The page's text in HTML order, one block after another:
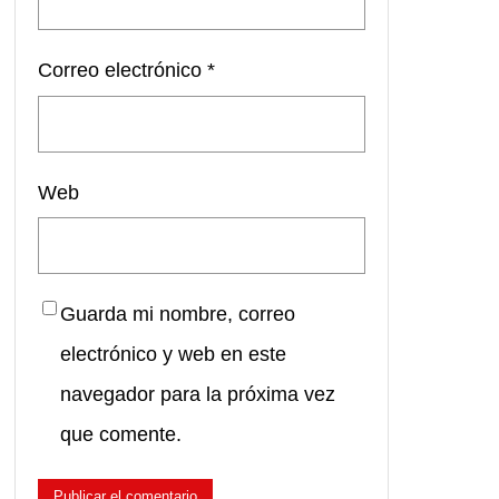
Correo electrónico *
Web
Guarda mi nombre, correo
electrónico y web en este
navegador para la próxima vez
que comente.